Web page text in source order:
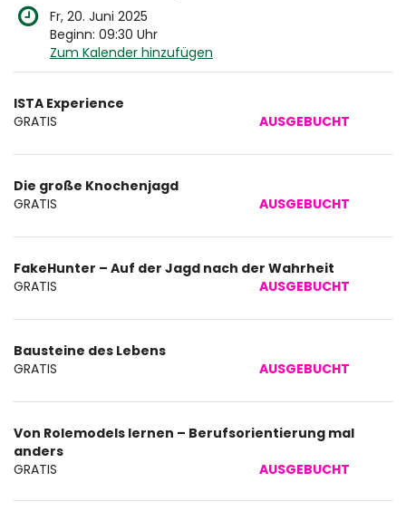
Fr, 20. Juni 2025
Beginn: 09:30 Uhr
Zum Kalender hinzufügen
Produkte
Unkategorisierte
Produkte
ISTA Experience
GRATIS
AUSGEBUCHT
Die große Knochenjagd
GRATIS
AUSGEBUCHT
FakeHunter – Auf der Jagd nach der Wahrheit
GRATIS
AUSGEBUCHT
Bausteine des Lebens
GRATIS
AUSGEBUCHT
Von Rolemodels lernen – Berufsorientierung mal
anders
GRATIS
AUSGEBUCHT